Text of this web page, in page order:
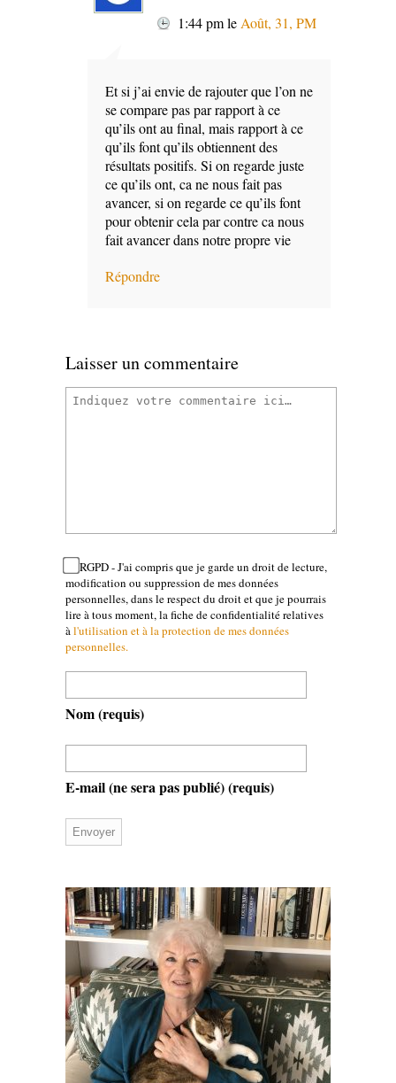
1:44 pmleAoût, 31, PM
Et si j’ai envie de rajouter que l’on ne
se compare pas par rapport à ce
qu’ils ont au final, mais rapport à ce
qu’ils font qu’ils obtiennent des
résultats positifs. Si on regarde juste
ce qu’ils ont, ca ne nous fait pas
avancer, si on regarde ce qu’ils font
pour obtenir cela par contre ca nous
fait avancer dans notre propre vie
Répondre
Laisser un commentaire
RGPD - J'ai compris que je garde un droit de lecture,
modification ou suppression de mes données
personnelles, dans le respect du droit et que je pourrais
lire à tous moment, la fiche de confidentialité relatives
àl'utilisation et à la protection de mes données
personnelles.
Nom(requis)
E-mail (ne sera pas publié)(requis)